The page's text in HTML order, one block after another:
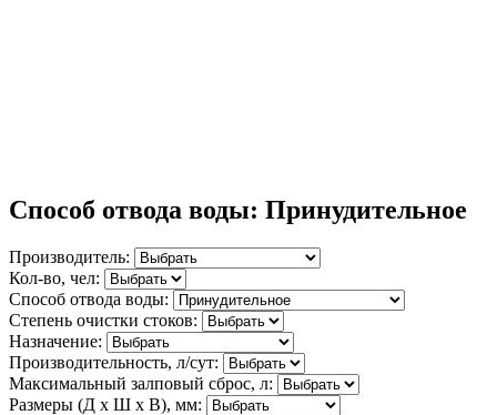
Способ отвода воды: Принудительное
Производитель:
Кол-во, чел:
Способ отвода воды:
Степень очистки стоков:
Назначение:
Производительность, л/сут:
Максимальный залповый сброс, л:
Размеры (Д х Ш х В), мм: